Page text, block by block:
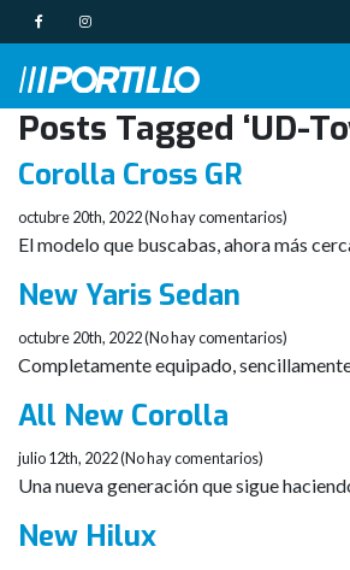
Posts Tagged ‘UD-
Corolla Cross GR
octubre 20th, 2022 (No hay comentarios)
El modelo que buscabas, ahora más
New Yaris Sedan
octubre 20th, 2022 (No hay comentarios)
Completamente equipado,
All New Corolla
julio 12th, 2022 (No hay comentarios)
Una nueva generación que sigue
New Hilux